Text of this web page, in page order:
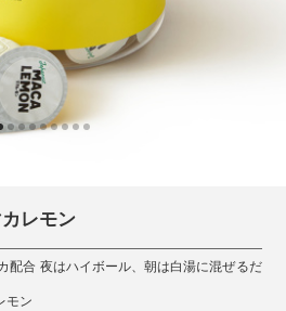
レモン
配合 夜はハイボール、朝は白湯に混ぜるだ
モン